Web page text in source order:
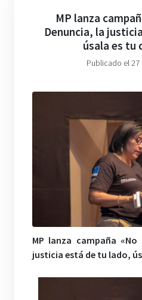
MP lanza
Denuncia, la
úsala es tu
Publicado el 27
MP lanza campaña
justicia está de tu lado,